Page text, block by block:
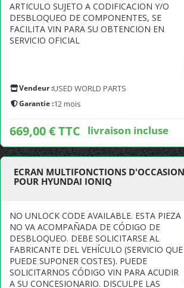
ARTICULO SUJETO A CODIFICACION Y/O
DESBLOQUEO DE COMPONENTES, SE
FACILITA VIN PARA SU OBTENCION EN
SERVICIO OFICIAL
Vendeur :USED WORLD PARTS
Garantie :12 mois
669,00 € TTC livraison incluse
ECRAN MULTIFONCTIONS D'OCCASION
POUR HYUNDAI IONIQ
NO UNLOCK CODE AVAILABLE. ESTA PIEZA
NO VA ACOMPAÑADA DE CÓDIGO DE
DESBLOQUEO. DEBE SOLICITARSE AL
FABRICANTE DEL VEHÍCULO (SERVICIO QUE
PUEDE SUPONER COSTES). PUEDE
SOLICITARNOS CÓDIGO VIN PARA ACUDIR
A SU CONCESIONARIO. DISCULPE LAS